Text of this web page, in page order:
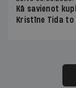
Kā savienot
Kristīne Tida to